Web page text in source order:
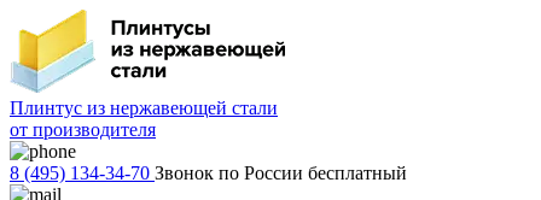
Плинтус из нержавеющей стали
от производителя
8 (495) 134-34-70 Звонок по России бесплатный